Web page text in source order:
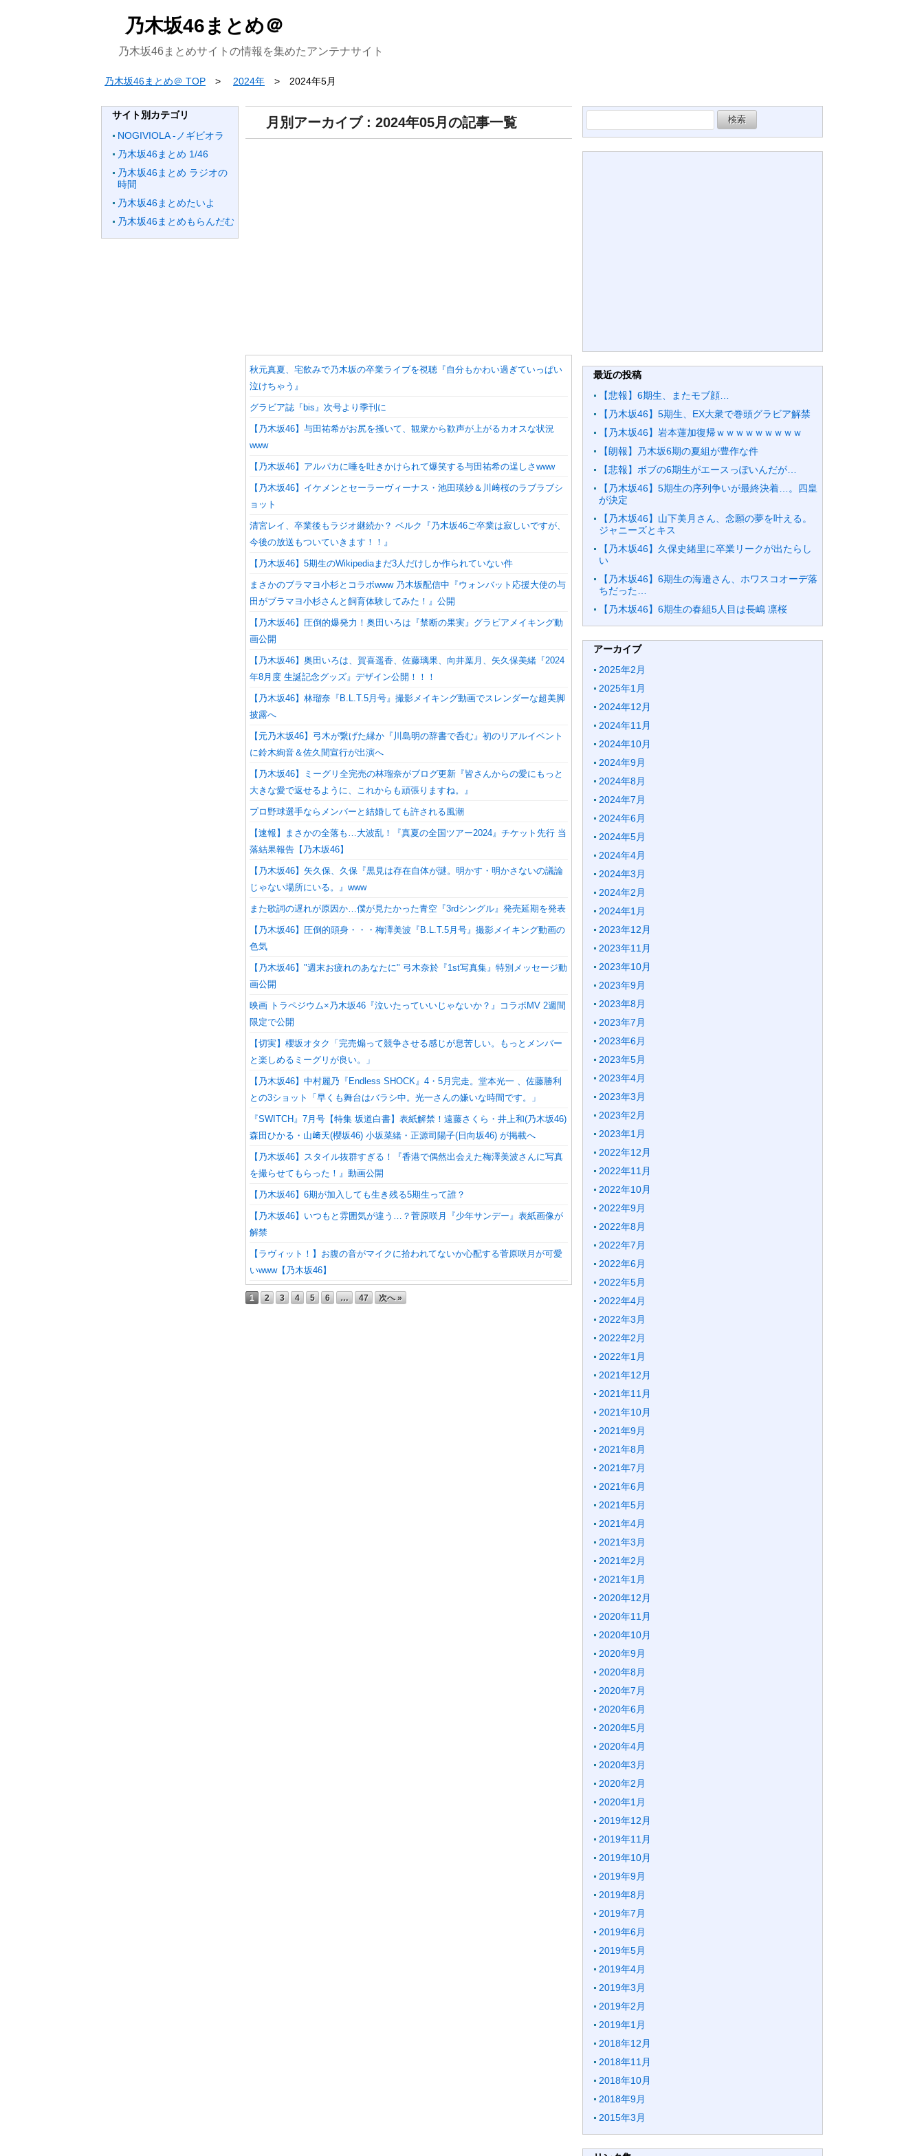
乃木坂46まとめ＠
乃木坂46まとめサイトの情報を集めたアンテナサイト
乃木坂46まとめ＠ TOP 2024年 2024年5月
サイト別カテゴリ
NOGIVIOLA -ノギビオラ
乃木坂46まとめ 1/46
乃木坂46まとめ ラジオの
時間
乃木坂46まとめたいよ
乃木坂46まとめもらんだむ
月別アーカイブ : 2024年05月の記事一覧
秋元真夏、宅飲みで乃木坂の卒業ライブを視聴『自分もかわい過ぎていっぱい
泣けちゃう』
グラビア誌『bis』次号より季刊に
【乃木坂46】与田祐希がお尻を掻いて、観衆から歓声が上がるカオスな状況
www
【乃木坂46】アルパカに唾を吐きかけられて爆笑する与田祐希の逞しさwww
【乃木坂46】イケメンとセーラーヴィーナス・池田瑛紗＆川﨑桜のラブラブシ
ョット
清宮レイ、卒業後もラジオ継続か？ ベルク『乃木坂46ご卒業は寂しいですが、
今後の放送もついていきます！！』
【乃木坂46】5期生のWikipediaまだ3人だけしか作られていない件
まさかのブラマヨ小杉とコラボwww 乃木坂配信中『ウォンバット応援大使の与
田がブラマヨ小杉さんと飼育体験してみた！』公開
【乃木坂46】圧倒的爆発力！奥田いろは『禁断の果実』グラビアメイキング動
画公開
【乃木坂46】奥田いろは、賀喜遥香、佐藤璃果、向井葉月、矢久保美緒『2024
年8月度 生誕記念グッズ』デザイン公開！！！
【乃木坂46】林瑠奈『B.L.T.5月号』撮影メイキング動画でスレンダーな超美脚
披露へ
【元乃木坂46】弓木が繋げた縁か『川島明の辞書で呑む』初のリアルイベント
に鈴木絢音＆佐久間宣行が出演へ
【乃木坂46】ミーグリ全完売の林瑠奈がブログ更新『皆さんからの愛にもっと
大きな愛で返せるように、これからも頑張りますね。』
プロ野球選手ならメンバーと結婚しても許される風潮
【速報】まさかの全落も…大波乱！『真夏の全国ツアー2024』チケット先行 当
落結果報告【乃木坂46】
【乃木坂46】矢久保、久保『黒見は存在自体が謎。明かす・明かさないの議論
じゃない場所にいる。』www
また歌詞の遅れが原因か…僕が見たかった青空『3rdシングル』発売延期を発表
【乃木坂46】圧倒的頭身・・・梅澤美波『B.L.T.5月号』撮影メイキング動画の
色気
【乃木坂46】"週末お疲れのあなたに" 弓木奈於『1st写真集』特別メッセージ動
画公開
映画 トラペジウム×乃木坂46『泣いたっていいじゃないか？』コラボMV 2週間
限定で公開
【切実】櫻坂オタク「完売煽って競争させる感じが息苦しい。もっとメンバー
と楽しめるミーグリが良い。」
【乃木坂46】中村麗乃『Endless SHOCK』4・5月完走。堂本光一 、佐藤勝利
との3ショット「早くも舞台はバラシ中。光一さんの嫌いな時間です。」
『SWITCH』7月号【特集 坂道白書】表紙解禁！遠藤さくら・井上和(乃木坂46)
森田ひかる・山﨑天(櫻坂46) 小坂菜緒・正源司陽子(日向坂46) が掲載へ
【乃木坂46】スタイル抜群すぎる！『香港で偶然出会えた梅澤美波さんに写真
を撮らせてもらった！』動画公開
【乃木坂46】6期が加入しても生き残る5期生って誰？
【乃木坂46】いつもと雰囲気が違う…？菅原咲月『少年サンデー』表紙画像が
解禁
【ラヴィット！】お腹の音がマイクに拾われてないか心配する菅原咲月が可愛
いwww【乃木坂46】
1 2 3 4 5 6 … 47 次へ »
索:
最近の投稿
【悲報】6期生、またモブ顔…
【乃木坂46】5期生、EX大衆で巻頭グラビア解禁
【乃木坂46】岩本蓮加復帰ｗｗｗｗｗｗｗｗｗ
【朗報】乃木坂6期の夏組が豊作な件
【悲報】ボブの6期生がエースっぽいんだが…
【乃木坂46】5期生の序列争いが最終決着…。四皇
が決定
【乃木坂46】山下美月さん、念願の夢を叶える。
ジャニーズとキス
【乃木坂46】久保史緒里に卒業リークが出たらし
い
【乃木坂46】6期生の海邉さん、ホワスコオーデ落
ちだった…
【乃木坂46】6期生の春組5人目は長嶋 凛桜
アーカイブ
2025年2月
2025年1月
2024年12月
2024年11月
2024年10月
2024年9月
2024年8月
2024年7月
2024年6月
2024年5月
2024年4月
2024年3月
2024年2月
2024年1月
2023年12月
2023年11月
2023年10月
2023年9月
2023年8月
2023年7月
2023年6月
2023年5月
2023年4月
2023年3月
2023年2月
2023年1月
2022年12月
2022年11月
2022年10月
2022年9月
2022年8月
2022年7月
2022年6月
2022年5月
2022年4月
2022年3月
2022年2月
2022年1月
2021年12月
2021年11月
2021年10月
2021年9月
2021年8月
2021年7月
2021年6月
2021年5月
2021年4月
2021年3月
2021年2月
2021年1月
2020年12月
2020年11月
2020年10月
2020年9月
2020年8月
2020年7月
2020年6月
2020年5月
2020年4月
2020年3月
2020年2月
2020年1月
2019年12月
2019年11月
2019年10月
2019年9月
2019年8月
2019年7月
2019年6月
2019年5月
2019年4月
2019年3月
2019年2月
2019年1月
2018年12月
2018年11月
2018年10月
2018年9月
2015年3月